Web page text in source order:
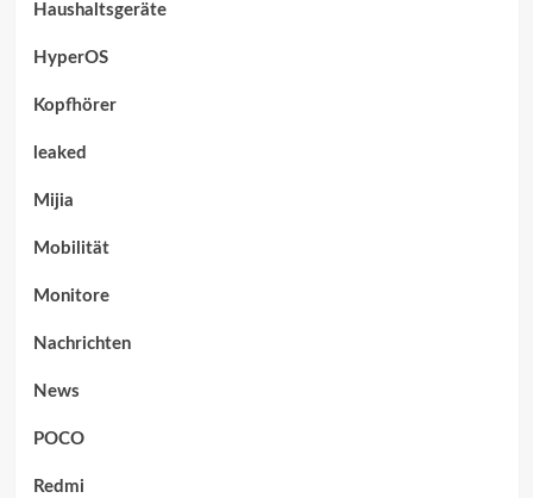
Haushaltsgeräte
HyperOS
Kopfhörer
leaked
Mijia
Mobilität
Monitore
Nachrichten
News
POCO
Redmi